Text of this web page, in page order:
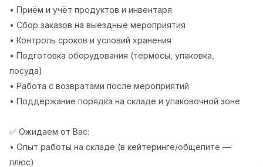
Фармацевт
3,000,000 - 10,000,000 sum/
NAVBAHOR APTEKA
Full time job
Ish joyidan
Оператор по продажам (Только для
Договорная
Full time job
Ish joyidan
Агент по продажам
• Приём и учёт продуктов и инвентаря
• Сбор заказов на выездные мероприятия
• Контроль сроков и условий хранения
• Подготовка оборудования (термосы, упаковка,
посуда)
• Работа с возвратами после мероприятий
• Поддержание порядка на складе и упаковочной зоне
✅ Ожидаем от Вас:
• Опыт работы на складе (в кейтеринге/общепите —
плюс)
Вакансии Категории Компании Профиль